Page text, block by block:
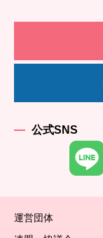
公式SNS
運営団体